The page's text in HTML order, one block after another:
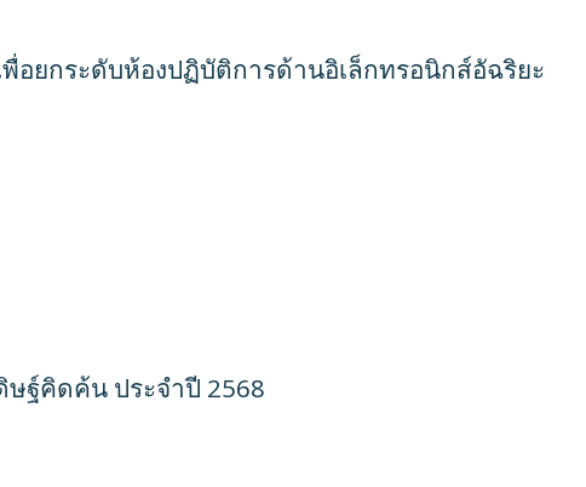
อยกระดับห้องปฏิบัติการด้านอิเล็กทรอนิกส์อัฉริยะ
ษฐ์คิดค้น ประจำปี 2568